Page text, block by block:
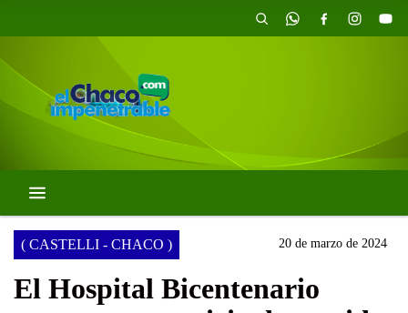
( CASTELLI - CHACO ) 20 de marzo de 2024
El Hospital Bicentenario